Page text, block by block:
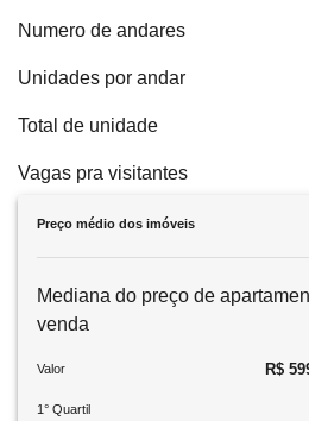
Numero de andares
Unidades por andar
Total de unidade
Vagas pra visitantes
Preço médio dos imóveis
Mediana do preço de
venda
Valor R$
1° Quartil